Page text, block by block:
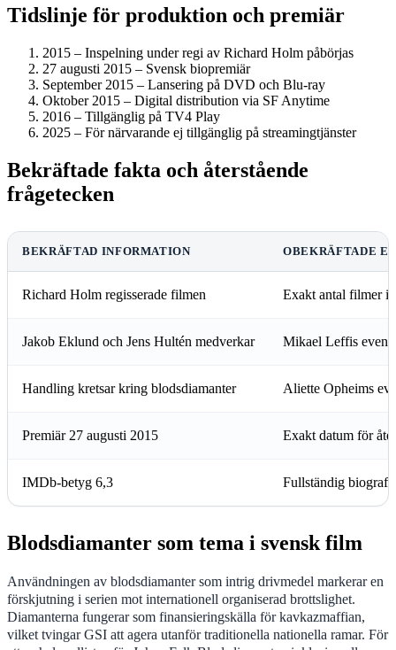
Tidslinje för produktion och premiär
2015 – Inspelning under regi av Richard Holm påbörjas
27 augusti 2015 – Svensk biopremiär
September 2015 – Lansering på DVD och Blu-ray
Oktober 2015 – Digital distribution via SF Anytime
2016 – Tillgänglig på TV4 Play
2025 – För närvarande ej tillgänglig på streamingtjänster
Bekräftade fakta och återstående
frågetecken
BEKRÄFTAD INFORMATION OBEKRÄFTADE
Richard Holm regisserade filmen Exakt antal filmer i
Jakob Eklund och Jens Hultén medverkar Mikael Leffis
Handling kretsar kring blodsdiamanter Aliette Opheims
Premiär 27 augusti 2015 Exakt datum för
IMDb-betyg 6,3 Fullständig biografi
Blodsdiamanter som tema i svensk film
Användningen av blodsdiamanter som intrig drivmedel markerar en
förskjutning i serien mot internationell organiserad brottslighet.
Diamanterna fungerar som finansieringskälla för kavkazmaffian,
vilket tvingar GSI att agera utanför traditionella nationella ramar. För